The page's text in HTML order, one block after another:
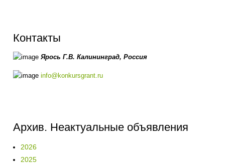
Контакты
Ярось Г.В.Калининград,Россия
info@konkursgrant.ru
Архив. Неактуальные объявления
2026
2025